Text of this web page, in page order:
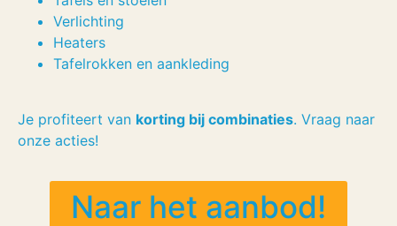
Verlichting
Heaters
Tafelrokken en aankleding
Je profiteert van korting bij combinaties. Vraag naar
onze acties!
Naar het aanbod!